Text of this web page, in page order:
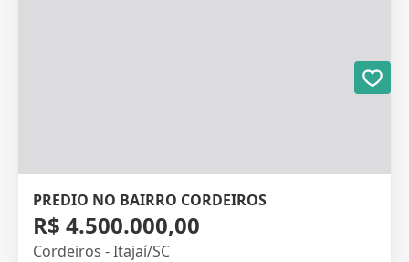
PREDIO NO BAIRRO CORDEIROS
R$ 4.500.000,00
Cordeiros - Itajaí/SC